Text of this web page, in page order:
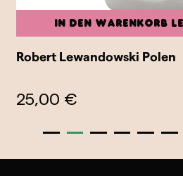
In den Warenkorb
Robert Lewandowski Polen
25,00 €